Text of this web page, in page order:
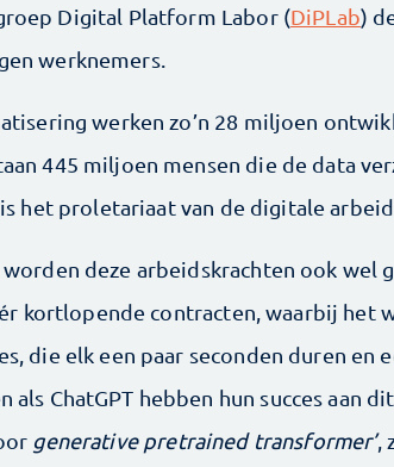
Digital Platform Labor (DiPLab)
werknemers.
werken zo’n 28 miljoen
445 miljoen mensen die de data
het proletariaat van de digitale
deze arbeidskrachten ook wel
kortlopende contracten, waarbij het
die elk een paar seconden duren en
als ChatGPT hebben hun succes aan
generative pretrained transformer’,